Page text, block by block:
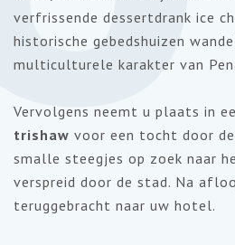
verfrissende dessertdrank ice
historische gebedshuizen
multiculturele karakter van
Vervolgens neemt u plaats in
trishaw voor een tocht door
smalle steegjes op zoek naar
verspreid door de stad. Na
teruggebracht naar uw hotel.